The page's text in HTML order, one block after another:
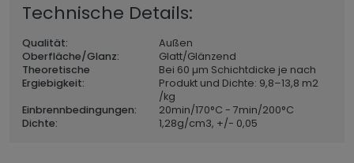
Technische Details:
Qualität:
Außen
Oberfläche/Glanz:
Glatt/Glänzend
Theoretische
Ergiebigkeit:
Bei 60 µm Schichtdicke je nach
Produkt und Dichte: 9,8–13,8 m2
/kg
Einbrennbedingungen:
20min/170°C - 7min/200°C
Dichte:
1,28g/cm3, +/- 0,05